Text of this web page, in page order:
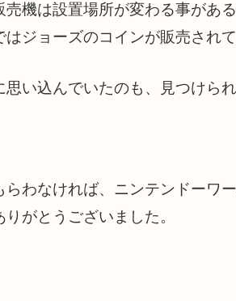
売機は設置場所が変わる事があ
はジョーズのコインが販売されて
思い込んでいたのも、見つけら
らわなければ、ニンテンドーワ
がとうございました。